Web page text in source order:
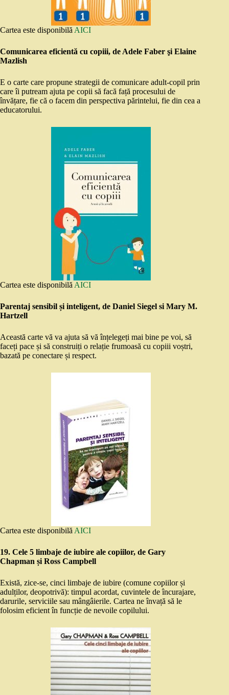
Cartea este disponibilăAICI
Comunicarea eficientă cu copiii, de Adele Faber şi Elaine
Mazlish
E o carte care propune strategii de comunicare adult-copil prin
care îi putream ajuta pe copii să facă față procesului de
învățare, fie că o facem din perspectiva părintelui, fie din cea a
educatorului.
Cartea este disponibilăAICI
Parentaj sensibil și inteligent, de Daniel Siegel si Mary M.
Hartzell
Această carte vă va ajuta să vă înțelegeți mai bine pe voi, să
faceți pace și să construiți o relație frumoasă cu copiii voștri,
bazată pe conectare și respect.
Cartea este disponibilăAICI
19. Cele 5 limbaje de iubire ale copiilor, de Gary
Chapman și Ross Campbell
Există, zice-se, cinci limbaje de iubire (comune copiilor și
adulților, deopotrivă): timpul acordat, cuvintele de încurajare,
darurile, serviciile sau mângâierile. Cartea ne învață să le
folosim eficient în funcție de nevoile copilului.